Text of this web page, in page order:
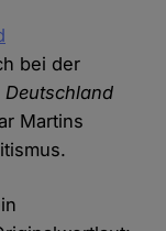
bei der
Martins